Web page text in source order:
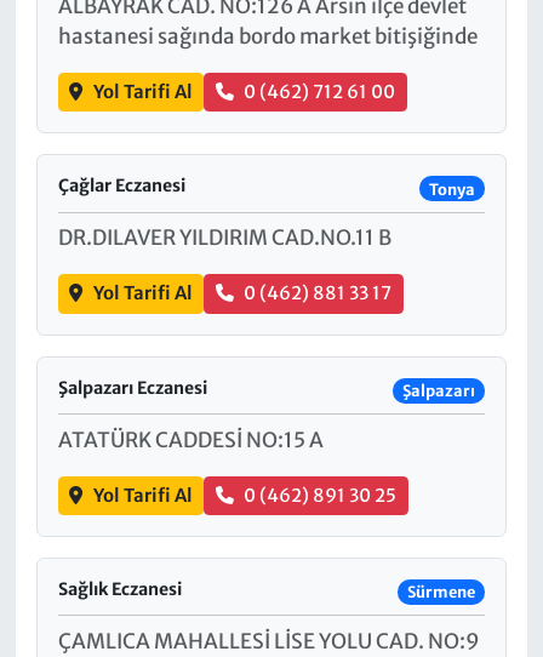
ALBAYRAK CAD. NO:126 A Arsin ilçe devlet
hastanesi sağında bordo market bitişiğinde
Yol Tarifi Al 0 (462) 712 61 00
Çağlar Eczanesi Tonya
DR.DILAVER YILDIRIM CAD.NO.11 B
Yol Tarifi Al 0 (462) 881 33 17
Şalpazarı Eczanesi Şalpazarı
ATATÜRK CADDESİ NO:15 A
Yol Tarifi Al 0 (462) 891 30 25
Sağlık Eczanesi Sürmene
ÇAMLICA MAHALLESİ LİSE YOLU CAD. NO:9